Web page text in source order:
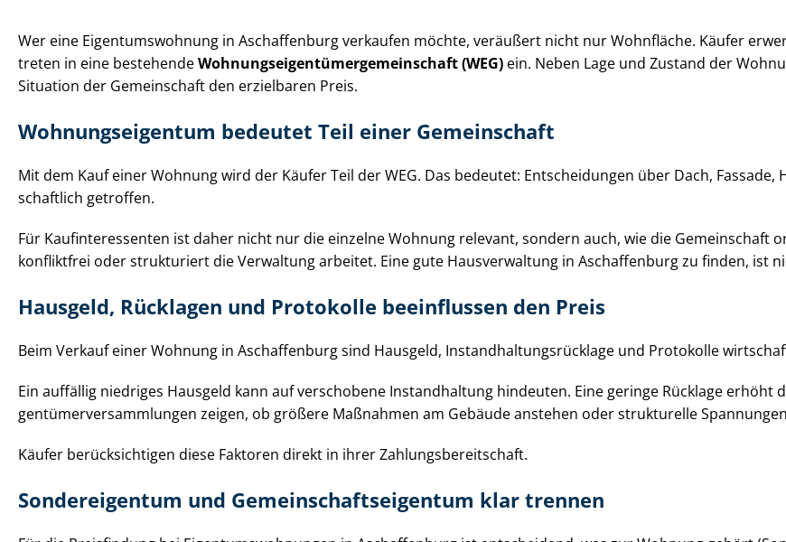
Wer eine Ei­gen­tums­woh­nung in Aschaffenburg verkaufen möchte, veräußert nicht nur Wohnfläche. Käufer
treten in eine bestehendeWoh­nungs­ei­gen­tü­mer­ge­mein­schaft (WEG) ein. Neben Lage und Zustand der
Situation der Gemeinschaft den erzielbaren Preis.
Woh­nungs­ei­gen­tum bedeutet Teil einer Gemeinschaft
Mit dem Kauf einer Wohnung wird der Käufer Teil der WEG. Das bedeutet: Entscheidungen über Dach,
schaft­lich getroffen.
Für Kauf­in­ter­es­sen­ten ist daher nicht nur die einzelne Wohnung relevant, sondern auch, wie die Gemeinschaft
konfliktfrei oder strukturiert die Verwaltung arbeitet. Eine gute Hausverwaltung in Aschaffenburg zu finden, ist
Hausgeld, Rücklagen und Protokolle beeinflussen den Preis
Beim Verkauf einer Wohnung in Aschaffenburg sind Hausgeld, In­stand­hal­tungs­rück­la­ge und Protokolle
Ein auffällig niedriges Hausgeld kann auf verschobene Instandhaltung hindeuten. Eine geringe Rücklage
gen­tü­mer­ver­samm­lun­gen zeigen, ob größere Maßnahmen am Gebäude anstehen oder strukturelle
Käufer berücksichtigen diese Faktoren direkt in ihrer Zah­lungs­be­reit­schaft.
Sondereigentum und Ge­mein­schafts­ei­gen­tum klar trennen